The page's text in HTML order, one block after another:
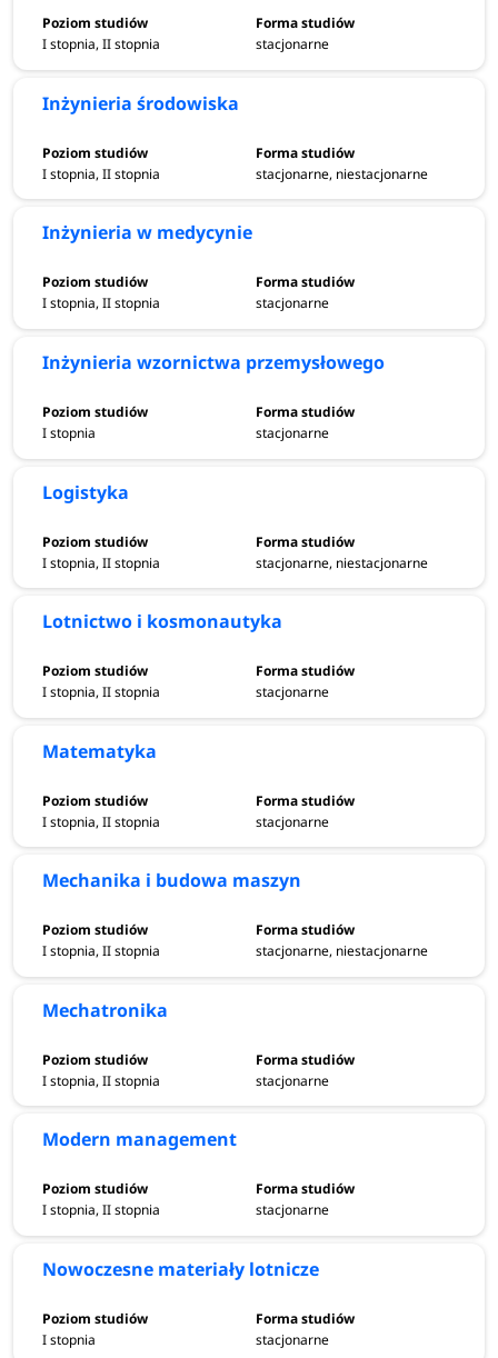
I stopnia, II stopnia stacjonarne
Inżynieria środowiska
I stopnia, II stopnia stacjonarne, niestacjonarne
Inżynieria w medycynie
I stopnia, II stopnia stacjonarne
Inżynieria wzornictwa przemysłowego
I stopnia stacjonarne
Logistyka
I stopnia, II stopnia stacjonarne, niestacjonarne
Lotnictwo i kosmonautyka
I stopnia, II stopnia stacjonarne
Matematyka
I stopnia, II stopnia stacjonarne
Mechanika i budowa maszyn
I stopnia, II stopnia stacjonarne, niestacjonarne
Mechatronika
I stopnia, II stopnia stacjonarne
Modern management
I stopnia, II stopnia stacjonarne
Nowoczesne materiały lotnicze
I stopnia stacjonarne